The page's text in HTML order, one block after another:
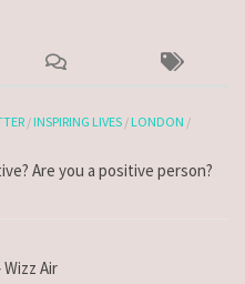
/INSPIRING LIVES /LONDON /
Are you a positive person?
Wizz Air